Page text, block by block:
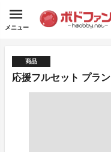
メニュー
商品
応援フルセット プラン